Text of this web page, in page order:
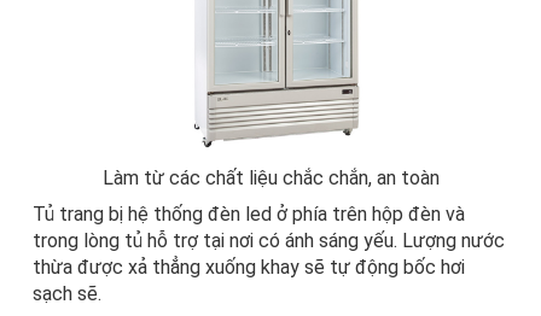
Làm từ các chất liệu chắc chắn, an toàn
Tủ trang bị hệ thống đèn led ở phía trên hộp đèn và
trong lòng tủ hỗ trợ tại nơi có ánh sáng yếu. Lượng nước
thừa được xả thẳng xuống khay sẽ tự động bốc hơi
sạch sẽ.